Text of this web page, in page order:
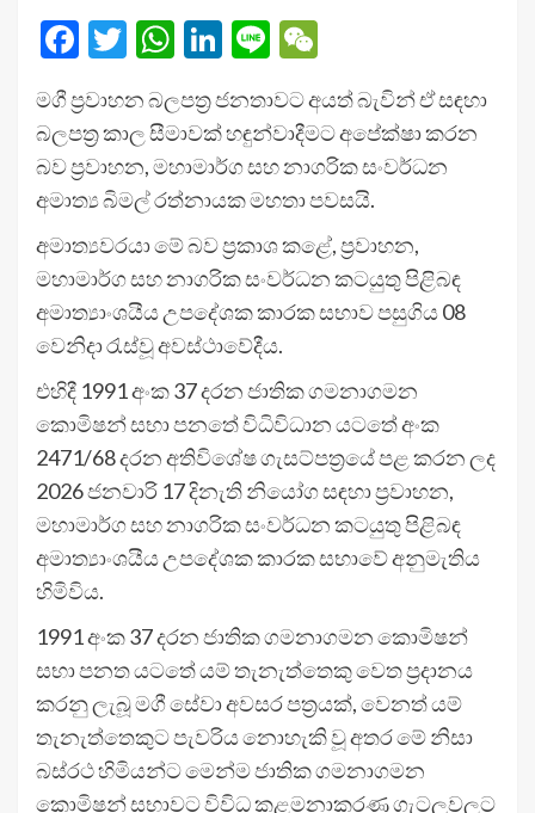
Facebook
Twitter
WhatsApp
LinkedIn
Line
මගී ප්‍රවාහන බලපත්‍ර ජනතාවට අයත් බැවින් ඒ සඳහා
බලපත්‍ර කාල සීමාවක් හඳුන්වාදීමට අපේක්ෂා කරන
බව ප්‍රවාහන, මහාමාර්ග සහ නාගරික සංවර්ධන
අමාත්‍ය බිමල් රත්නායක මහතා පවසයි.
අමාත්‍යවරයා මේ බව ප්‍රකාශ කළේ, ප්‍රවාහන,
මහාමාර්ග සහ නාගරික සංවර්ධන කටයුතු පිළිබඳ
අමාත්‍යාංශයීය උපදේශක කාරක සභාව පසුගිය 08
වෙනිදා රැස්වූ අවස්ථාවේදීය.
එහිදී 1991 අංක 37 දරන ජාතික ගමනාගමන
කොමිෂන් සභා පනතේ විධිවිධාන යටතේ අංක
2471/68 දරන අතිවිශේෂ ගැසට්පත්‍රයේ පළ කරන ලද
2026 ජනවාරි 17 දිනැති නියෝග සඳහා ප්‍රවාහන,
මහාමාර්ග සහ නාගරික සංවර්ධන කටයුතු පිළිබඳ
අමාත්‍යාංශයීය උපදේශක කාරක සභාවේ අනුමැතිය
හිමිවිය.
1991 අංක 37 දරන ජාතික ගමනාගමන කොමිෂන්
සභා පනත යටතේ යම් තැනැත්තෙකු වෙත ප්‍රදානය
කරනු ලැබූ මගී සේවා අවසර පත්‍රයක්, වෙනත් යම්
තැනැත්තෙකුට පැවරිය නොහැකි වූ අතර මේ නිසා
බස්රථ හිමියන්ට මෙන්ම ජාතික ගමනාගමන
කොමිෂන් සභාවට විවිධ කළමනාකරණ ගැටලුවලට